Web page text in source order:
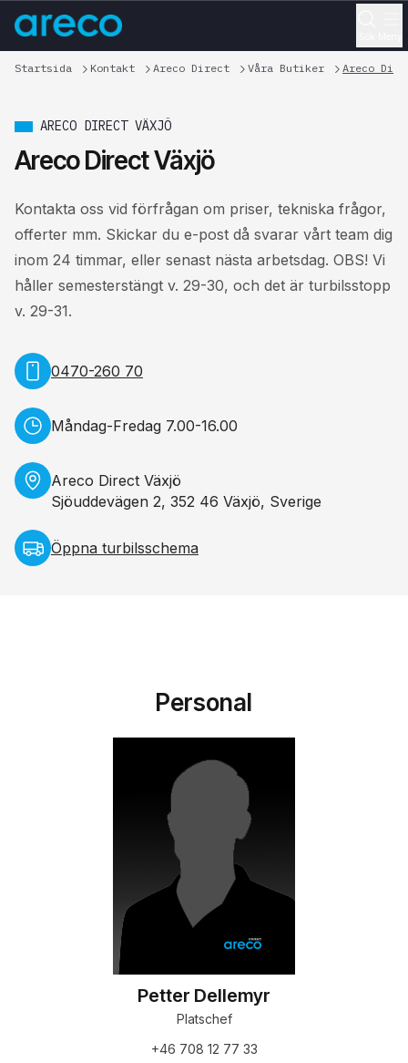
Startsida Kontakt Areco Direct Våra Butiker Areco
ARECO DIRECT VÄXJÖ
Areco Direct Växjö
Kontakta oss vid förfrågan om priser, tekniska frågor,
offerter mm. Skickar du e-post då svarar vårt team dig
inom 24 timmar, eller senast nästa arbetsdag. OBS! Vi
håller semesterstängt v. 29-30, och det är turbilsstopp
v. 29-31.
0470-260 70
Måndag-Fredag 7.00-16.00
Areco Direct Växjö
Sjöuddevägen 2, 352 46 Växjö, Sverige
Öppna turbilsschema
Personal
Petter Dellemyr
Platschef
+46 708 12 77 33